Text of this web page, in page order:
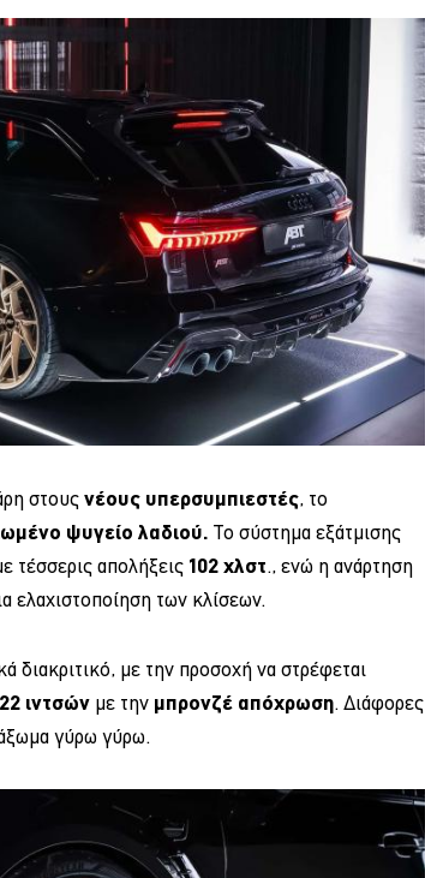
στους νέους υπερσυμπιεστές, το
ψυγείο λαδιού. Το σύστημα εξάτμισης
τέσσερις απολήξεις 102 χλστ., ενώ η ανάρτηση
ελαχιστοποίηση των κλίσεων.
διακριτικό, με την προσοχή να στρέφεται
ιντσών με την μπρονζέ απόχρωση. Διάφορες
γύρω γύρω.